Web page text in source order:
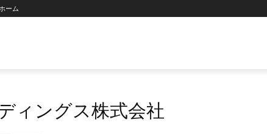
ーム
ィングス株式会社